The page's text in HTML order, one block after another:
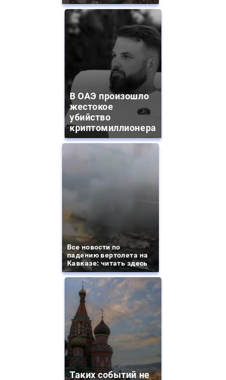
В ОАЭ произошло
жестокое
убийство
криптомиллионера
Все новости по
падению вертолета на
Кавказе: читать здесь
Таких событий не